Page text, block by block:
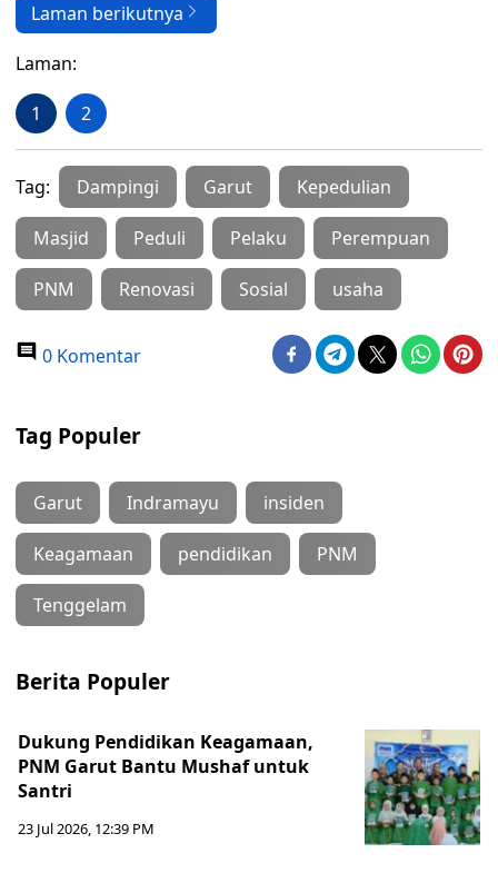
Laman berikutnya
Laman:
1 2
Tag: Dampingi Garut Kepedulian
Masjid Peduli Pelaku Perempuan
PNM Renovasi Sosial usaha
0 Komentar
Tag Populer
Garut Indramayu insiden
Keagamaan pendidikan PNM
Tenggelam
Berita Populer
Dukung Pendidikan Keagamaan,
PNM Garut Bantu Mushaf untuk
Santri
23 Jul 2026, 12:39 PM